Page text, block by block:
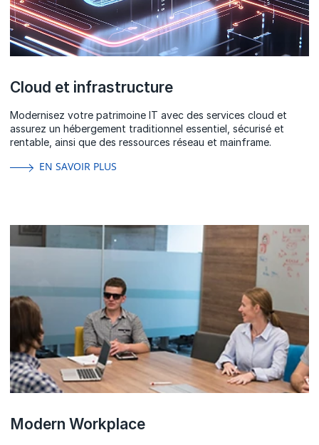
Cloud et infrastructure
Modernisez votre patrimoine IT avec des services cloud et
assurez un hébergement traditionnel essentiel, sécurisé et
rentable, ainsi que des ressources réseau et mainframe.
EN SAVOIR PLUS
Modern Workplace